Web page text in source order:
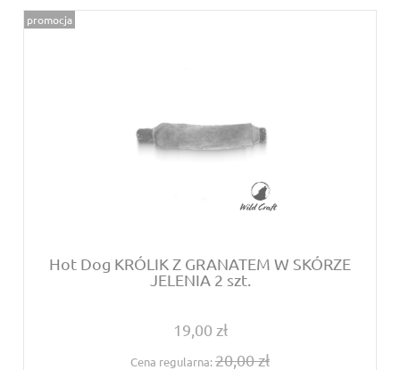
Hot Dog KRÓLIK Z GRANATEM W SKÓRZE
JELENIA 2 szt.
19,00 zł
Cena regularna:20,00 zł
promocja